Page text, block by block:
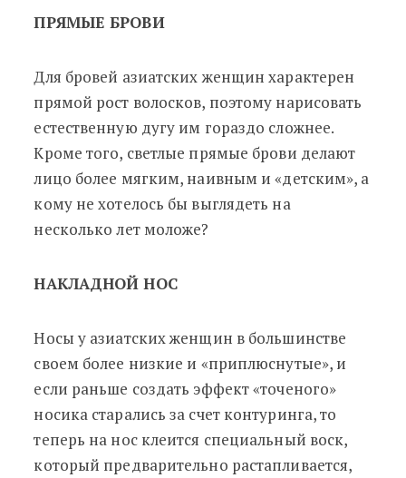
ПРЯМЫЕ БРОВИ
Для бровей азиатских женщин характерен
прямой рост волосков, поэтому нарисовать
естественную дугу им гораздо сложнее.
Кроме того, светлые прямые брови делают
лицо более мягким, наивным и «детским», а
кому не хотелось бы выглядеть на
несколько лет моложе?
НАКЛАДНОЙ НОС
Носы у азиатских женщин в большинстве
своем более низкие и «приплюснутые», и
если раньше создать эффект «точеного»
носика старались за счет контуринга, то
теперь на нос клеится специальный воск,
который предварительно растапливается,